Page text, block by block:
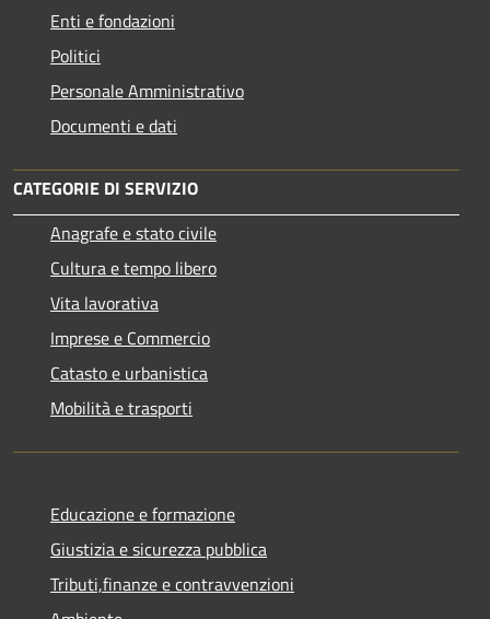
Enti e fondazioni
Politici
Personale Amministrativo
Documenti e dati
CATEGORIE DI SERVIZIO
Anagrafe e stato civile
Cultura e tempo libero
Vita lavorativa
Imprese e Commercio
Catasto e urbanistica
Mobilità e trasporti
Educazione e formazione
Giustizia e sicurezza pubblica
Tributi,finanze e contravvenzioni